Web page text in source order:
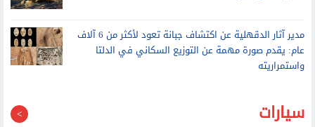
مدير آثار الدقهلية عن اكتشاف جبانة تعود لأكثر من 6 آلاف
عام: يقدم صورة مهمة عن التوزيع السكاني في الدلتا
واستمراريته
سيارات